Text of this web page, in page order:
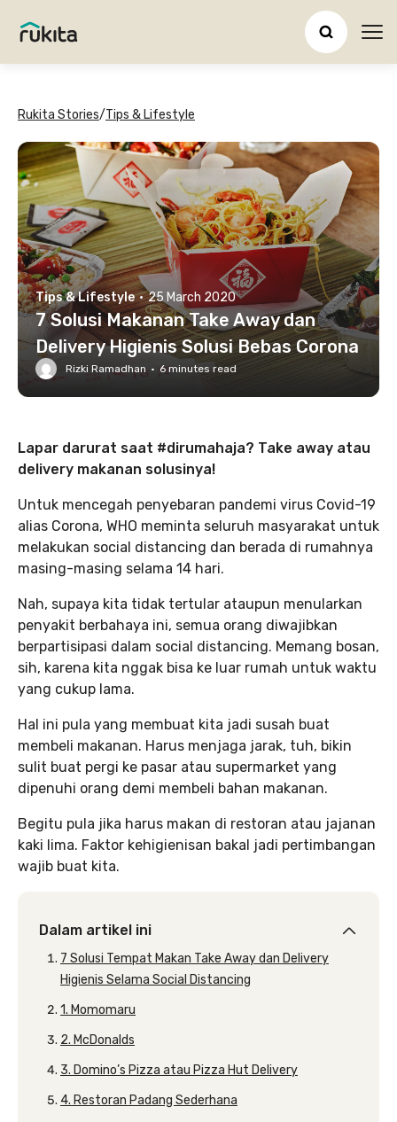
Rukita Stories/Tips & Lifestyle
Tips & Lifestyle · 25 March 2020
7 Solusi Makanan Take Away dan
Delivery Higienis Solusi Bebas Corona
Rizki Ramadhan · 6 minutes read
Lapar darurat saat #dirumahaja? Take away atau
delivery makanan solusinya!
Untuk mencegah penyebaran pandemi virus Covid-19
alias Corona, WHO meminta seluruh masyarakat untuk
melakukan social distancing dan berada di rumahnya
masing-masing selama 14 hari.
Nah, supaya kita tidak tertular ataupun menularkan
penyakit berbahaya ini, semua orang diwajibkan
berpartisipasi dalam social distancing. Memang bosan,
sih, karena kita nggak bisa ke luar rumah untuk waktu
yang cukup lama.
Hal ini pula yang membuat kita jadi susah buat
membeli makanan. Harus menjaga jarak, tuh, bikin
sulit buat pergi ke pasar atau supermarket yang
dipenuhi orang demi membeli bahan makanan.
Begitu pula jika harus makan di restoran atau jajanan
kaki lima. Faktor kehigienisan bakal jadi pertimbangan
wajib buat kita.
Dalam artikel ini
7 Solusi Tempat Makan Take Away dan Delivery
Higienis Selama Social Distancing
1. Momomaru
2. McDonalds
3. Domino’s Pizza atau Pizza Hut Delivery
4. Restoran Padang Sederhana